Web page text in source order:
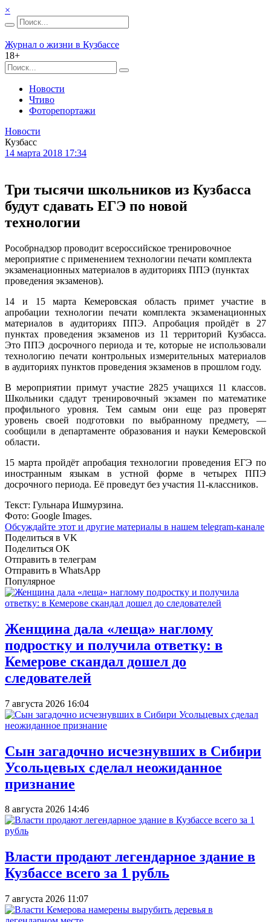
×
Журнал о жизни в Кузбассе
18+
Новости
Чтиво
Фоторепортажи
Новости
Кузбасс
14 марта 2018 17:34
Три тысячи школьников из Кузбасса
будут сдавать ЕГЭ по новой
технологии
Рособрнадзор проводит всероссийское тренировочное
мероприятие с применением технологии печати комплекта
экзаменационных материалов в аудиториях ППЭ (пунктах
проведения экзаменов).
14 и 15 марта Кемеровская область примет участие в
апробации технологии печати комплекта экзаменационных
материалов в аудиториях ППЭ. Апробация пройдёт в 27
пунктах проведения экзаменов из 11 территорий Кузбасса.
Это ППЭ досрочного периода и те, которые не использовали
технологию печати контрольных измерительных материалов
в аудиториях пунктов проведения экзаменов в прошлом году.
В мероприятии примут участие 2825 учащихся 11 классов.
Школьники сдадут тренировочный экзамен по математике
профильного уровня. Тем самым они еще раз проверят
уровень своей подготовки по выбранному предмету, —
сообщили в департаменте образования и науки Кемеровской
области.
15 марта пройдёт апробация технологии проведения ЕГЭ по
иностранным языкам в устной форме в четырех ППЭ
досрочного периода. Её проведут без участия 11-классников.
Текст: Гульнара Ишмурзина.
Фото: Google Images.
Обсуждайте этот и другие материалы в нашем telegram-канале
Поделиться в VK
Поделиться OK
Отправить в телеграм
Отправить в WhatsApp
Популярное
Женщина дала «леща» наглому
подростку и получила ответку: в
Кемерове скандал дошел до
следователей
7 августа 2026 16:04
Сын загадочно исчезнувших в Сибири
Усольцевых сделал неожиданное
признание
8 августа 2026 14:46
Власти продают легендарное здание в
Кузбассе всего за 1 рубль
7 августа 2026 11:07